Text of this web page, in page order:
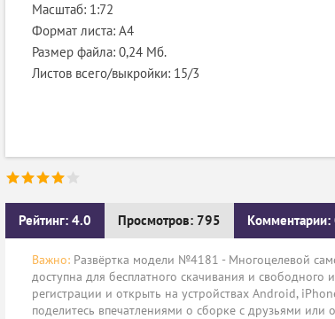
Масштаб: 1:72
Формат листа: А4
Размер файла: 0,24 Мб.
Листов всего/выкройки: 15/3
Рейтинг: 4.0 Просмотров: 795 Комментарии:
Важно: Развёртка модели №4181 - Многоцелевой
доступна для бесплатного скачивания и свободного
регистрации и открыть на устройствах Android,
поделитесь впечатлениями о сборке с друзьями